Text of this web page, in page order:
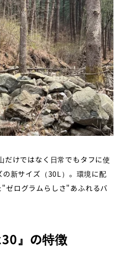
だけではなく日常でもタフに使
の新サイズ（30L）。環境に配
ゼログラムらしさ"あふれるバ
』の特徴